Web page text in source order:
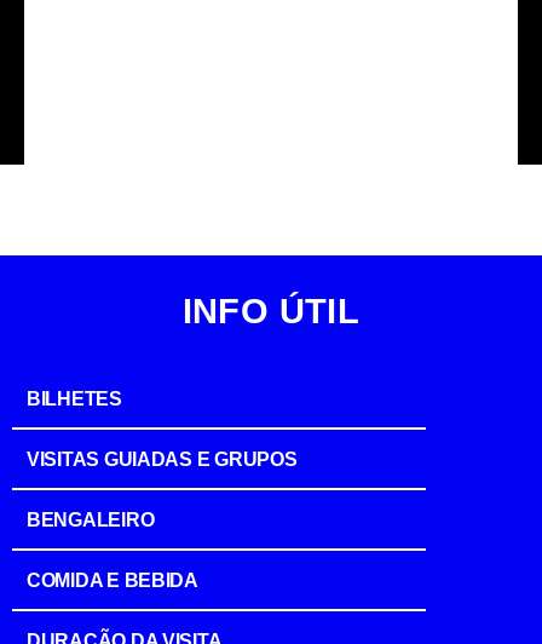
INFO ÚTIL
BILHETES
VISITAS GUIADAS E GRUPOS
BENGALEIRO
COMIDA E BEBIDA